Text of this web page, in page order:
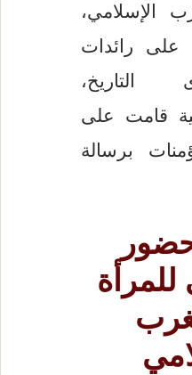
الإسلامي،
على رائدات
قامت على
برسالة